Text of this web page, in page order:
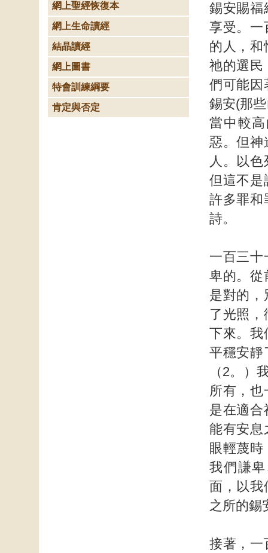
錫安賜福
享受。一
的人，和
祂的選民
們可能因
錫安(那
當中較
惡。但神
人。以
但這不是
許多罪和
詩。
一百三十
卑的。從
是對的，
了光照
下來。我
平穩安靜
（2。）
所有，
是在適合
能有安息
眼輕蔑時
我們謙
面，以我
之所的錫
接著，一
網上聖經恢復本
網上生命讀經
結晶讀經
網上圖書
特會訓練綱要
肯定與否定